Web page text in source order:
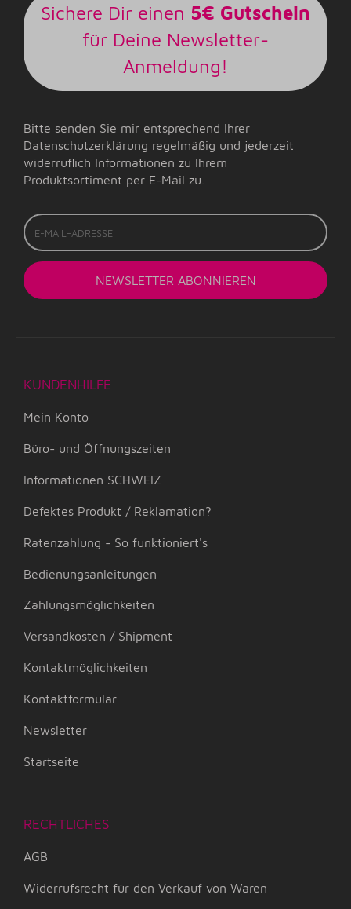
Sichere Dir einen 5€ Gutschein
für Deine Newsletter-
Anmeldung!
Bitte senden Sie mir entsprechend Ihrer
Datenschutzerklärung regelmäßig und jederzeit
widerruflich Informationen zu Ihrem
Produktsortiment per E-Mail zu.
E-
Mail-
Adresse
NEWSLETTER ABONNIEREN
KUNDENHILFE
Mein Konto
Büro- und Öffnungszeiten
Informationen SCHWEIZ
Defektes Produkt / Reklamation?
Ratenzahlung - So funktioniert's
Bedienungsanleitungen
Zahlungsmöglichkeiten
Versandkosten / Shipment
Kontaktmöglichkeiten
Kontaktformular
Newsletter
Startseite
RECHTLICHES
AGB
Widerrufsrecht für den Verkauf von Waren